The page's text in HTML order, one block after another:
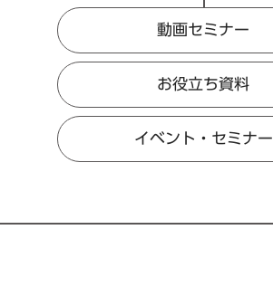
動画セミナー
お役立ち資料
イベント・セミナー